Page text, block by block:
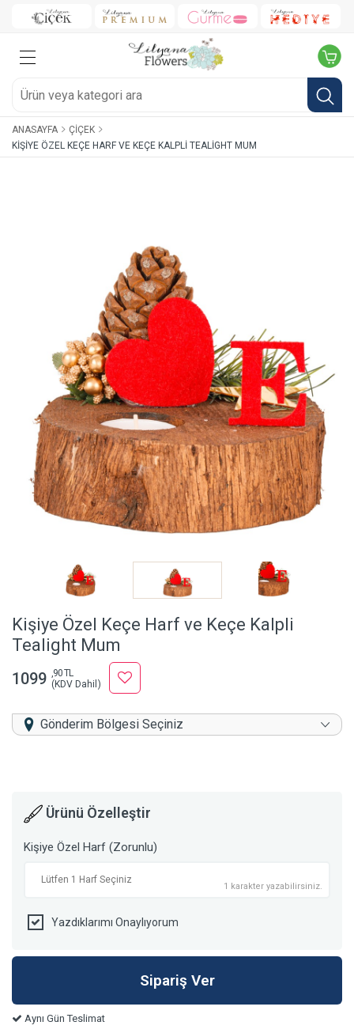
ANASAYFA
ÇIÇEK
KIŞIYE ÖZEL KEÇE HARF VE KEÇE KALPLI TEALIGHT MUM
Kişiye Özel Keçe Harf ve Keçe Kalpli
Tealight Mum
1099 ,90 TL
(KDV Dahil)
Gönderim Bölgesi Seçiniz
Ürünü Özelleştir
Kişiye Özel Harf (Zorunlu)
1 karakter yazabilirsiniz.
Yazdıklarımı Onaylıyorum
Aynı Gün Teslimat